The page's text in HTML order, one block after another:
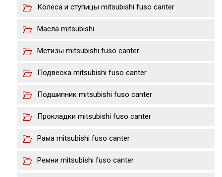
Колеса и ступицы mitsubishi fuso canter
Масла mitsubishi
Метизы mitsubishi fuso canter
Подвеска mitsubishi fuso canter
Подшипник mitsubishi fuso canter
Прокладки mitsubishi fuso canter
Рама mitsubishi fuso canter
Ремни mitsubishi fuso canter